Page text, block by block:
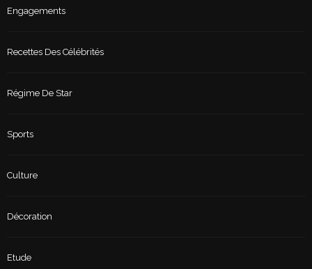
Engagements
Recettes Des Célébrités
Régime De Star
Sports
Culture
Décoration
Etude